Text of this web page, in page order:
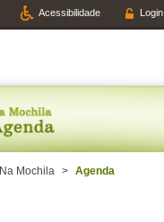
Acessibilidade Login
Na Mochila > Agenda